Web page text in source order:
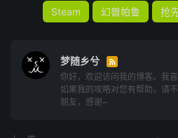
Steam 幻兽帕鲁 抢
梦随乡兮 
你好，欢迎访问我的博客。我
如果我的攻略对您有帮助，请
朋友，感谢~